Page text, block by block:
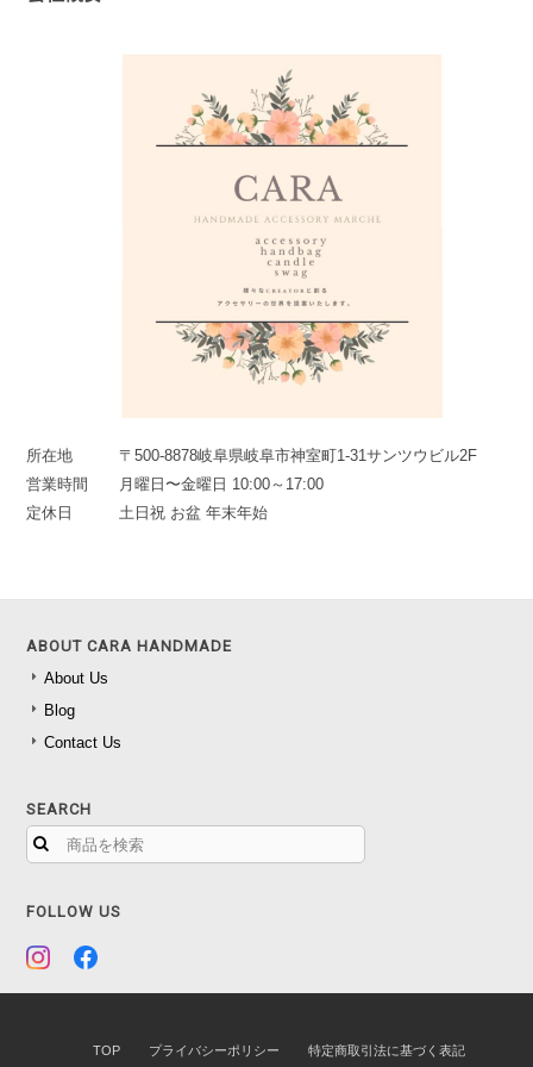
所在地
〒500-8878岐阜県岐阜市神室町1-31サンツウビル2F
営業時間
月曜日〜金曜日 10:00～17:00
定休日
土日祝 お盆 年末年始
ABOUT CARA HANDMADE
About Us
Blog
Contact Us
SEARCH
FOLLOW US
TOP プライバシーポリシー 特定商取引法に基づく表記